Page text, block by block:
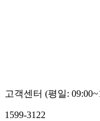
고객센터 (평일:
1599-3122